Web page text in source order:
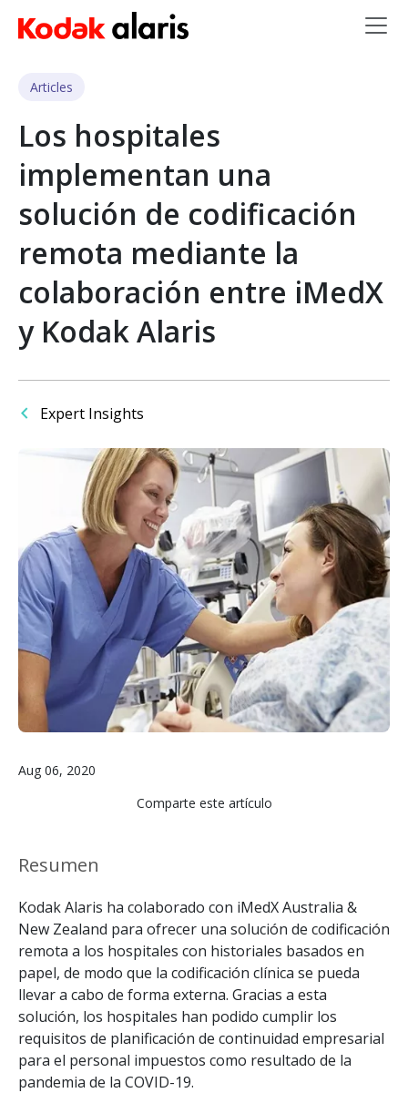
Skip to main content
Articles
Los hospitales
implementan una
solución de codificación
remota mediante la
colaboración entre iMedX
y Kodak Alaris
Expert Insights
Imagen
Aug 06, 2020
Comparte este artículo
Resumen
Kodak Alaris ha colaborado con iMedX Australia &
New Zealand para ofrecer una solución de codificación
remota a los hospitales con historiales basados en
papel, de modo que la codificación clínica se pueda
llevar a cabo de forma externa. Gracias a esta
solución, los hospitales han podido cumplir los
requisitos de planificación de continuidad empresarial
para el personal impuestos como resultado de la
pandemia de la COVID-19.